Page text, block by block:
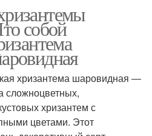
собой
хризантема шаровидная ―
сложноцветных,
хризантем с
цветами. Этот